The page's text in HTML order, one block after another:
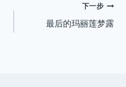
下一步
最后的玛丽莲梦露